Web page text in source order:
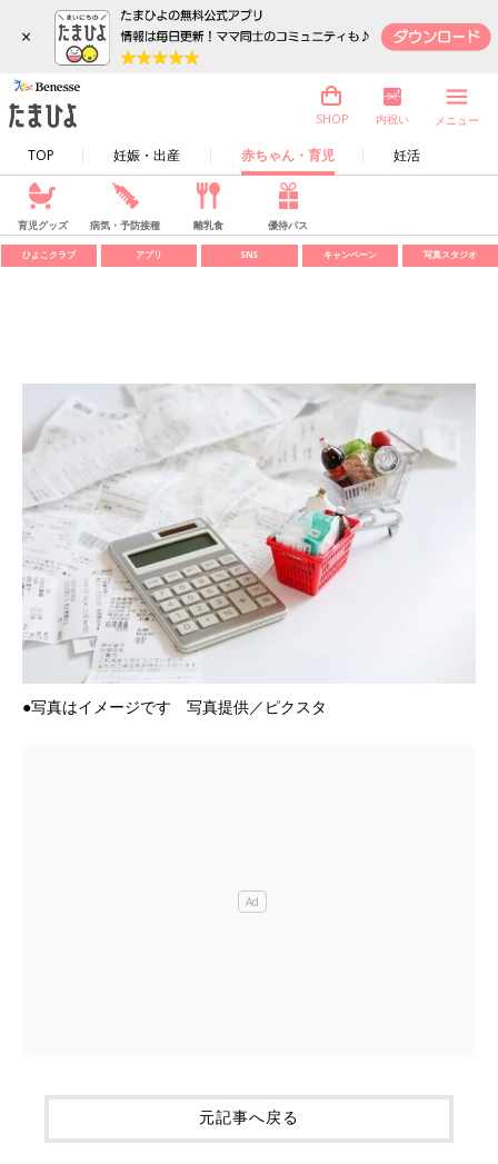
×
TOP 妊娠・出産 赤ちゃん・育児 妊活
SHOP 内祝い メニュー
育児グッズ 病気・予防接種 離乳食 優待パス
ひよこクラブ アプリ SNS キャンペーン 写真スタジオ
●写真はイメージです 写真提供／ピクスタ
元記事へ戻る